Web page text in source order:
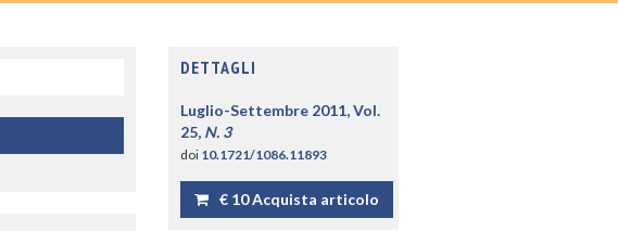
DETTAGLI
Luglio-Settembre 2011, Vol.
25, N. 3
doi 10.1721/1086.11893
€ 10 Acquista articolo